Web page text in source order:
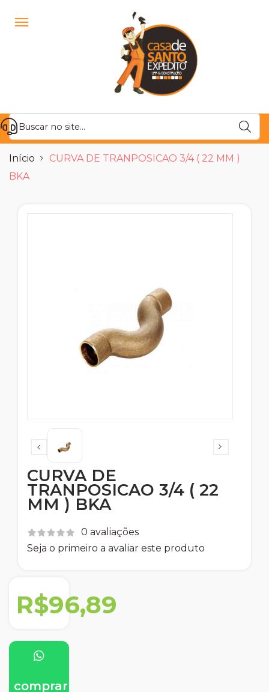
Início
CURVA DE TRANPOSICAO 3/4 ( 22 MM )
BKA
CURVA DE
TRANPOSICAO 3/4 ( 22
MM ) BKA
0 avaliações
Seja o primeiro a avaliar este produto
R$96,89
comprar